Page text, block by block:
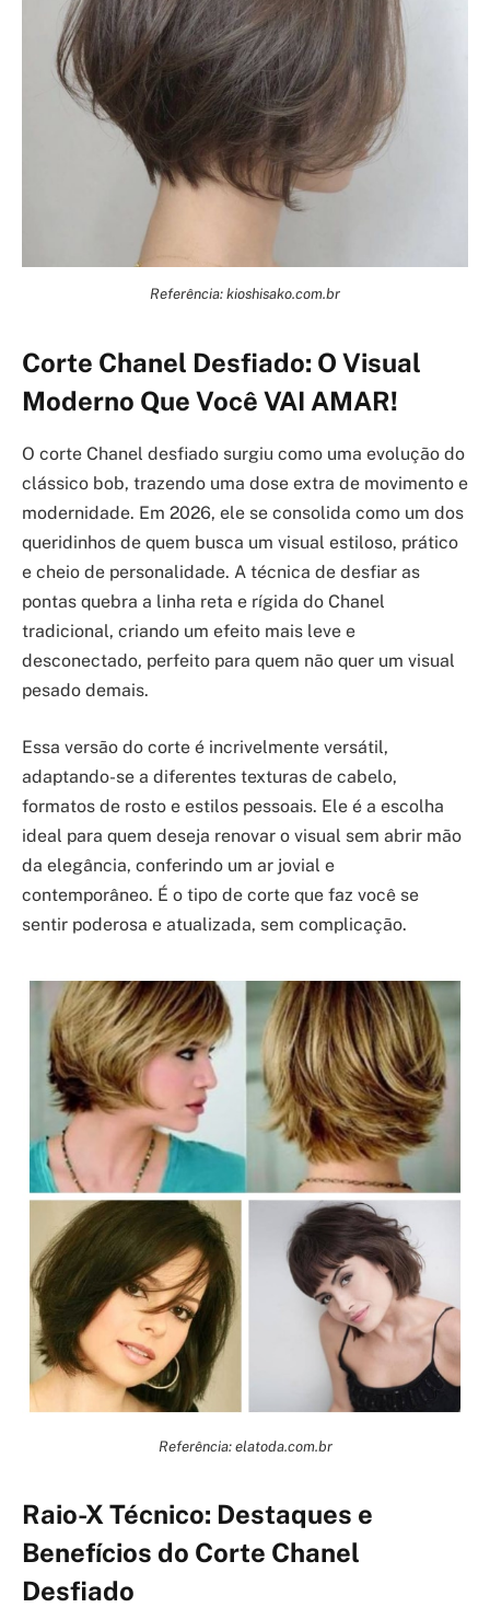
Referência: kioshisako.com.br
Corte Chanel Desfiado: O Visual
Moderno Que Você VAI AMAR!
O corte Chanel desfiado surgiu como uma evolução do
clássico bob, trazendo uma dose extra de movimento e
modernidade. Em 2026, ele se consolida como um dos
queridinhos de quem busca um visual estiloso, prático
e cheio de personalidade. A técnica de desfiar as
pontas quebra a linha reta e rígida do Chanel
tradicional, criando um efeito mais leve e
desconectado, perfeito para quem não quer um visual
pesado demais.
Essa versão do corte é incrivelmente versátil,
adaptando-se a diferentes texturas de cabelo,
formatos de rosto e estilos pessoais. Ele é a escolha
ideal para quem deseja renovar o visual sem abrir mão
da elegância, conferindo um ar jovial e
contemporâneo. É o tipo de corte que faz você se
sentir poderosa e atualizada, sem complicação.
Referência: elatoda.com.br
Raio-X Técnico: Destaques e
Benefícios do Corte Chanel
Desfiado